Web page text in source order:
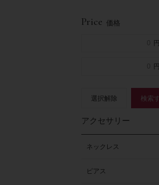
Price 価格
アクセサリー
ネックレス
ピアス